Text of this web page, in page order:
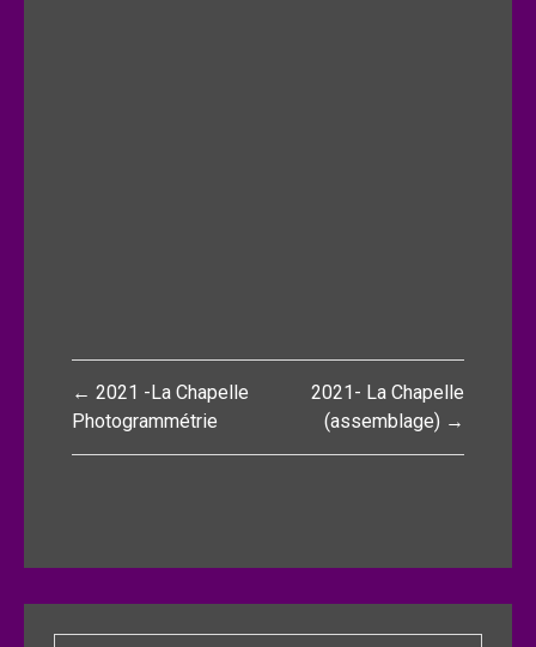
Navigation
de
← 2021 -La Chapelle
Photogrammétrie
2021- La Chapelle
(assemblage) →